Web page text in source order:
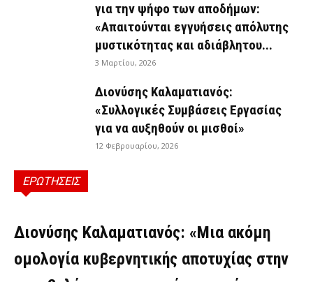
για την ψήφο των αποδήμων:
«Απαιτούνται εγγυήσεις απόλυτης
μυστικότητας και αδιάβλητου...
3 Μαρτίου, 2026
Διονύσης Καλαματιανός:
«Συλλογικές Συμβάσεις Εργασίας
για να αυξηθούν οι μισθοί»
12 Φεβρουαρίου, 2026
ΕΡΩΤΗΣΕΙΣ
ΕΡΩΤΉΣΕΙΣ
Διονύσης Καλαματιανός: «Μια ακόμη
ομολογία κυβερνητικής αποτυχίας στην